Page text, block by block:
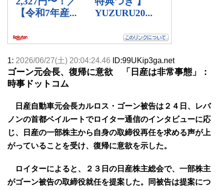
1: 2026/06/27(土) 20:04:24.46 ID:99UKip3ga.net
ゴーン元会長、復帰に意欲 「日産は非常事態」：
時事ドットコム
日産自動車元会長カルロス・ゴーン被告は２４日、レバ
ノンの首都ベイルートでロイター通信のインタビューに応
じ、日産の一部株主から自身の取締役再任を求める声が上
がっていることを受け、復帰に意欲を示した。
ロイターによると、２３日の日産株主総会で、一部株主
がゴーン被告の取締役就任を提案した。同被告は提案につ